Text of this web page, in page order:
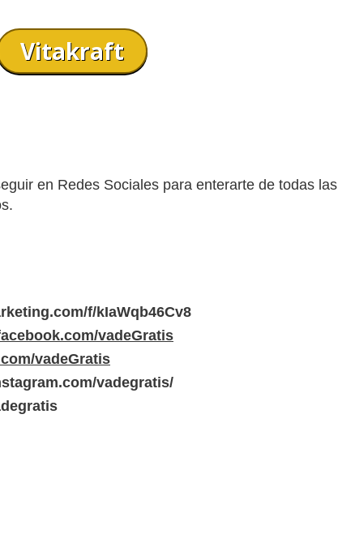
Vitakraft
en Redes Sociales para enterarte de todas las
f/kIaWqb46Cv8
vadeGratis
vadeGratis
vadegratis/